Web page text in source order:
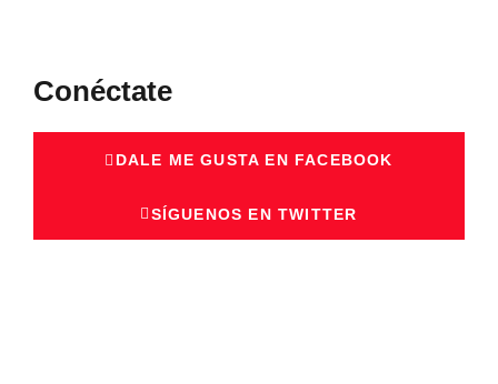
Conéctate
DALE ME GUSTA EN FACEBOOK
SÍGUENOS EN TWITTER